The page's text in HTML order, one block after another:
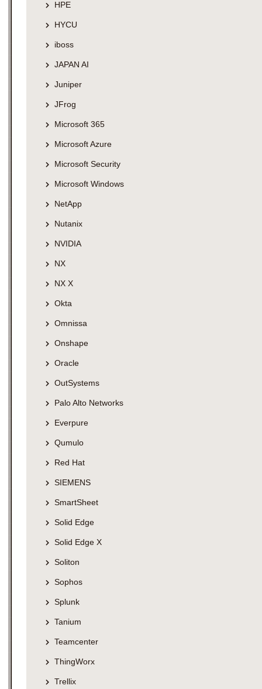
HPE
HYCU
iboss
JAPAN AI
Juniper
JFrog
Microsoft 365
Microsoft Azure
Microsoft Security
Microsoft Windows
NetApp
Nutanix
NVIDIA
NX
NX X
Okta
Omnissa
Onshape
Oracle
OutSystems
Palo Alto Networks
Everpure
Qumulo
Red Hat
SIEMENS
SmartSheet
Solid Edge
Solid Edge X
Soliton
Sophos
Splunk
Tanium
Teamcenter
ThingWorx
Trellix